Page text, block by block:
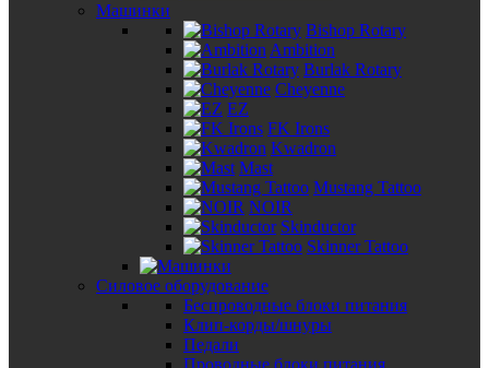
Машинки
Bishop Rotary
Ambition
Burlak Rotary
Cheyenne
EZ
FK Irons
Kwadron
Mast
Mustang Tattoo
NOIR
Skinductor
Skinner Tattoo
Силовое оборудование
Беспроводные блоки питания
Клип-корды/шнуры
Педали
Проводные блоки питания